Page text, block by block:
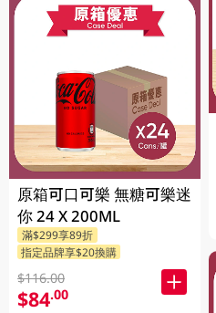
原箱可口可樂 無糖可樂迷
你 24 X 200ML
滿$299享89折
指定品牌享$20換購
$116.00
$84.00